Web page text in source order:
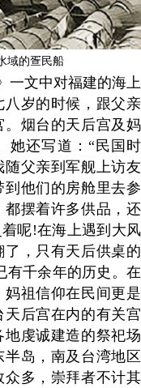
域的疍民船
一文中对福建的海上
岁的时候，跟父亲
烟台的天后宫及妈
她还写道：“民国时
父亲到军舰上访友
他们的房舱里去参
摆着许多供品，还
呢!在海上遇到大风
，只有天后供桌的
有千余年的历史。在
祖信仰在民间更是
后宫在内的有关宫
虔诚建造的祭祀场
岛，南及台湾地区
多，崇拜者不计其